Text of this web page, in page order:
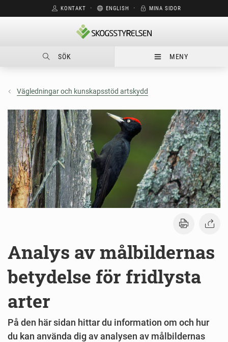
KONTAKT ⋅ ENGLISH ⋅ MINA SIDOR
SÖK MENY
Vägledningar och kunskapsstöd artskydd
Analys av målbildernas
betydelse för fridlysta
arter
På den här sidan hittar du information om och hur
du kan använda dig av analysen av målbildernas